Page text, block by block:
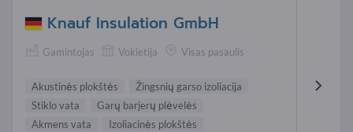
Knauf Insulation GmbH
Gamintojas Vokietija Visas pasaulis
Akustinės plokštės
Žingsnių garso izoliacija
Stiklo vata
Garų barjerų plėvelės
Akmens vata
Izoliacinės plokštės